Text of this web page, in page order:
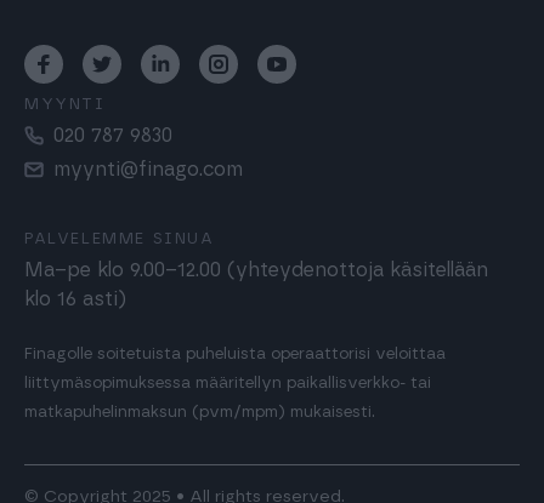
MYYNTI
020 787 9830
myynti@finago.com
PALVELEMME SINUA
Ma–pe klo 9.00–12.00 (yhteydenottoja käsitellään
klo 16 asti)
Finagolle soitetuista puheluista operaattorisi veloittaa
liittymäsopimuksessa määritellyn paikallisverkko- tai
matkapuhelinmaksun (pvm/mpm) mukaisesti.
© Copyright 2025 • All rights reserved.